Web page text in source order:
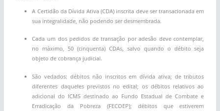
A Certidão da Dívida Ativa (CDA) inscrita deve ser transacionada em
sua integralidade, não podendo ser desmembrada.
Cada um dos pedidos de transação por adesão deve contemplar,
no máximo, 50 (cinquenta) CDAs, salvo quando o débito seja
objeto de cobrança judicial.
São vedados: débitos não inscritos em dívida ativa; de tributos
diferentes daqueles previstos no edital; os débitos relativos ao
adicional do ICMS destinado ao Fundo Estadual de Combate e
Erradicação da Pobreza (FECOEP); débitos que estiverem